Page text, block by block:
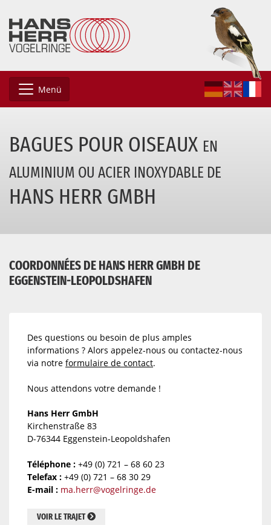
Menü
BAGUES POUR OISEAUX EN
ALUMINIUM OU ACIER INOXYDABLE DE
HANS HERR GMBH
COORDONNÉES DE HANS HERR GMBH DE
EGGENSTEIN-LEOPOLDSHAFEN
Des questions ou besoin de plus amples
informations ? Alors appelez-nous ou contactez-nous
via notre formulaire de contact.
Nous attendons votre demande !
Hans Herr GmbH
Kirchenstraße 83
D-76344 Eggenstein-Leopoldshafen
Téléphone : +49 (0) 721 – 68 60 23
Telefax : +49 (0) 721 – 68 30 29
E-mail : ma.herr@vogelringe.de
VOIR LE TRAJET